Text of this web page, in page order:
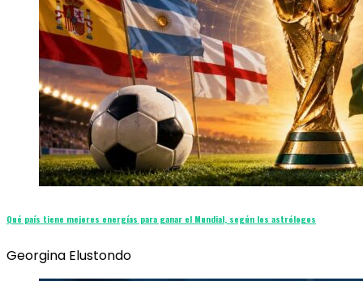
Qué país tiene mejores energías para ganar el Mundial, según los astrólogos
Georgina Elustondo